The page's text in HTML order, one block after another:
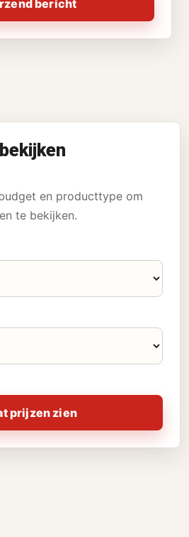
bericht
en producttype om
te bekijken.